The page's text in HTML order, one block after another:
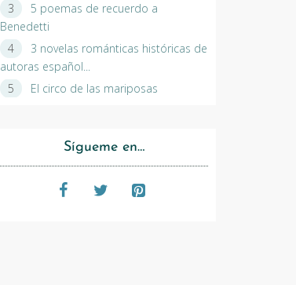
5 poemas de recuerdo a
Benedetti
3 novelas románticas históricas de
autoras español...
El circo de las mariposas
Sígueme en…